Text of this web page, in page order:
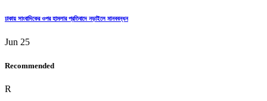
ঢাকায় সাংবাদিকের ওপর হামলার প্রতিবাদে নড়াইলে মানববন্ধন
Jun 25
Recommended
R